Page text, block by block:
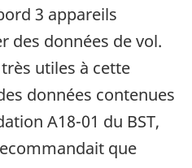
3 appareils
des données de vol.
utiles à cette
données contenues
A18-01 du BST,
que